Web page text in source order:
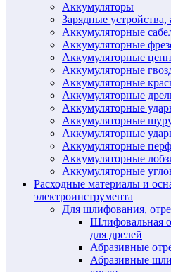
Аккумуляторы
Зарядные устройства,
Аккумуляторные
Аккумуляторные
Аккумуляторные
Аккумуляторные
Аккумуляторные
Аккумуляторные
Аккумуляторные
Аккумуляторные
Аккумуляторные
Аккумуляторные
Аккумуляторные
Аккумуляторные
Расходные материалы и
электроинструмента
Для шлифования,
Шлифовальная
для дрелей
Абразивные
Абразивные